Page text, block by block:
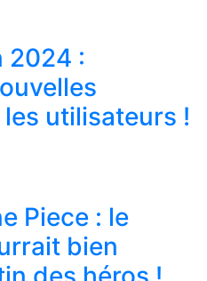
2024 :
utilisateurs !
Piece : le
bien